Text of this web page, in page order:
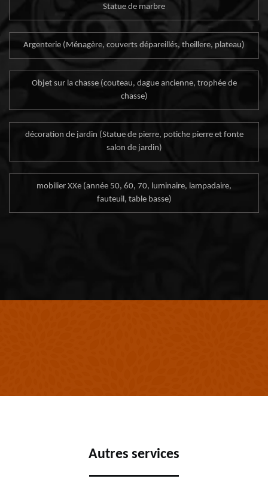
Statue de marbre
Argenterie (Ménagère, couverts dépareillés, theillere, plateau)
Objet sur la chasse (couteau, dague ancienne, trophée de
chasse)
décoration de jardin (Statue de pierre, potiche pierre et fonte
salon de jardin)
mobilier XXe (année 50, 60, 70, luminaire, lampadaire,
fauteuil, table basse)
Autres services